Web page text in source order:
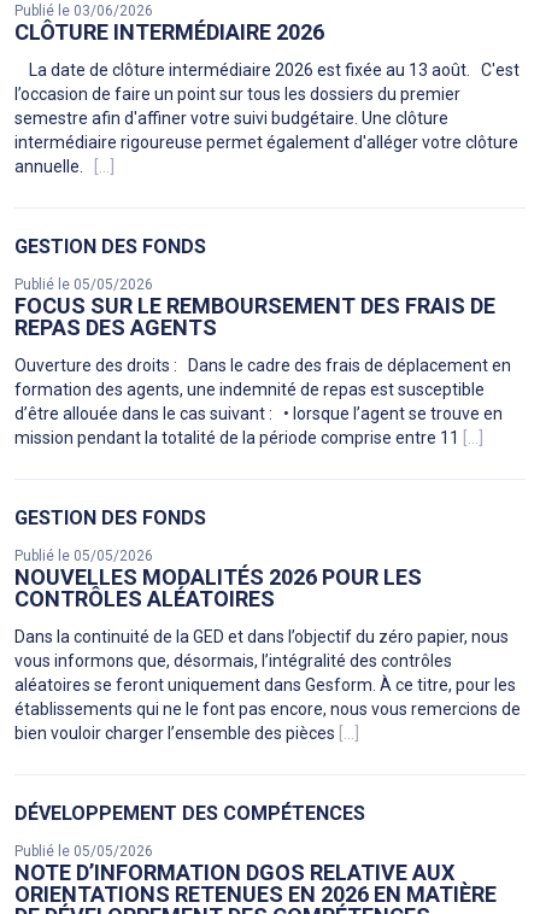
Publié le 03/06/2026
CLÔTURE INTERMÉDIAIRE 2026
La date de clôture intermédiaire 2026 est fixée au 13 août. C'est
l’occasion de faire un point sur tous les dossiers du premier
semestre afin d'affiner votre suivi budgétaire. Une clôture
intermédiaire rigoureuse permet également d'alléger votre clôture
annuelle.
[...]
GESTION DES FONDS
Publié le 05/05/2026
FOCUS SUR LE REMBOURSEMENT DES FRAIS DE
REPAS DES AGENTS
Ouverture des droits : Dans le cadre des frais de déplacement en
formation des agents, une indemnité de repas est susceptible
d’être allouée dans le cas suivant : • lorsque l’agent se trouve en
mission pendant la totalité de la période comprise entre 11
[...]
GESTION DES FONDS
Publié le 05/05/2026
NOUVELLES MODALITÉS 2026 POUR LES
CONTRÔLES ALÉATOIRES
Dans la continuité de la GED et dans l’objectif du zéro papier, nous
vous informons que, désormais, l’intégralité des contrôles
aléatoires se feront uniquement dans Gesform. À ce titre, pour les
établissements qui ne le font pas encore, nous vous remercions de
bien vouloir charger l’ensemble des pièces [...]
DÉVELOPPEMENT DES COMPÉTENCES
Publié le 05/05/2026
NOTE D’INFORMATION DGOS RELATIVE AUX
ORIENTATIONS RETENUES EN 2026 EN MATIÈRE